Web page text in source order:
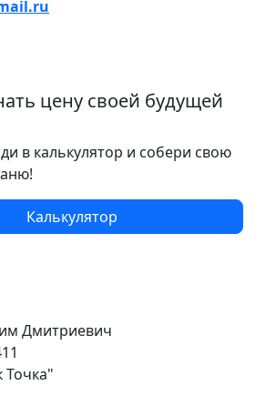
цену своей будущей
в калькулятор и собери свою
Калькулятор
Дмитриевич